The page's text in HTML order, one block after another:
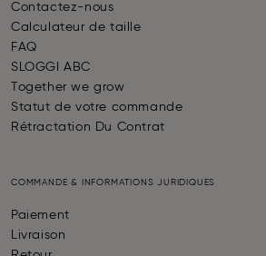
Contactez-nous
Calculateur de taille
FAQ
SLOGGI ABC
Together we grow
Statut de votre commande
Rétractation Du Contrat
COMMANDE & INFORMATIONS JURIDIQUES
Paiement
Livraison